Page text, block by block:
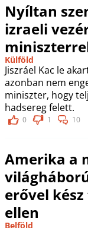
Nyíltan
izraeli
Külföld
Jiszráel Kac le
azonban nem
miniszter, hogy
hadsereg felett.
0 1 10
Amerika a
erővel
ellen
Belföld